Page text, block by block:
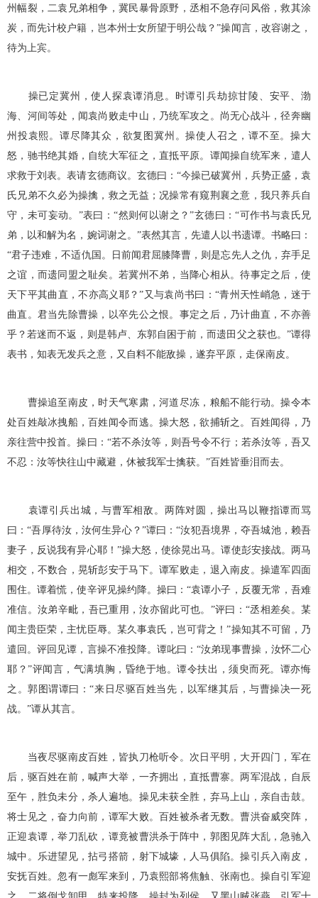
州幅裂，二袁兄弟相争，冀民暴骨原野，丞相不急存问风俗，救其涂
炭，而先计校户籍，岂本州士女所望于明公哉？”操闻言，改容谢之，
待为上宾。
操已定冀州，使人探袁谭消息。时谭引兵劫掠甘陵、安平、渤
海、河间等处，闻袁尚败走中山，乃统军攻之。尚无心战斗，径奔幽
州投袁熙。谭尽降其众，欲复图冀州。操使人召之，谭不至。操大
怒，驰书绝其婚，自统大军征之，直抵平原。谭闻操自统军来，遣人
求救于刘表。表请玄德商议。玄德曰：“今操已破冀州，兵势正盛，袁
氏兄弟不久必为操擒，救之无益；况操常有窥荆襄之意，我只养兵自
守，未可妄动。”表曰：“然则何以谢之？”玄德曰：“可作书与袁氏兄
弟，以和解为名，婉词谢之。”表然其言，先遣人以书遗谭。书略曰：
“君子违难，不适仇国。日前闻君屈膝降曹，则是忘先人之仇，弃手足
之谊，而遗同盟之耻矣。若冀州不弟，当降心相从。待事定之后，使
天下平其曲直，不亦高义耶？”又与袁尚书曰：“青州天性峭急，迷于
曲直。君当先除曹操，以卒先公之恨。事定之后，乃计曲直，不亦善
乎？若迷而不返，则是韩卢、东郭自困于前，而遗田父之获也。”谭得
表书，知表无发兵之意，又自料不能敌操，遂弃平原，走保南皮。
曹操追至南皮，时天气寒肃，河道尽冻，粮船不能行动。操令本
处百姓敲冰拽船，百姓闻令而逃。操大怒，欲捕斩之。百姓闻得，乃
亲往营中投首。操曰：“若不杀汝等，则吾号令不行；若杀汝等，吾又
不忍：汝等快往山中藏避，休被我军士擒获。”百姓皆垂泪而去。
袁谭引兵出城，与曹军相敌。两阵对圆，操出马以鞭指谭而骂
曰：“吾厚待汝，汝何生异心？”谭曰：“汝犯吾境界，夺吾城池，赖吾
妻子，反说我有异心耶！”操大怒，使徐晃出马。谭使彭安接战。两马
相交，不数合，晃斩彭安于马下。谭军败走，退入南皮。操遣军四面
围住。谭着慌，使辛评见操约降。操曰：“袁谭小子，反覆无常，吾难
准信。汝弟辛毗，吾已重用，汝亦留此可也。”评曰：“丞相差矣。某
闻主贵臣荣，主忧臣辱。某久事袁氏，岂可背之！”操知其不可留，乃
遣回。评回见谭，言操不准投降。谭叱曰：“汝弟现事曹操，汝怀二心
耶？”评闻言，气满填胸，昏绝于地。谭令扶出，须臾而死。谭亦悔
之。郭图谓谭曰：“来日尽驱百姓当先，以军继其后，与曹操决一死
战。”谭从其言。
当夜尽驱南皮百姓，皆执刀枪听令。次日平明，大开四门，军在
后，驱百姓在前，喊声大举，一齐拥出，直抵曹寨。两军混战，自辰
至午，胜负未分，杀人遍地。操见未获全胜，弃马上山，亲自击鼓。
将士见之，奋力向前，谭军大败。百姓被杀者无数。曹洪奋威突阵，
正迎袁谭，举刀乱砍，谭竟被曹洪杀于阵中，郭图见阵大乱，急驰入
城中。乐进望见，拈弓搭箭，射下城壕，人马俱陷。操引兵入南皮，
安抚百姓。忽有一彪军来到，乃袁熙部将焦触、张南也。操自引军迎